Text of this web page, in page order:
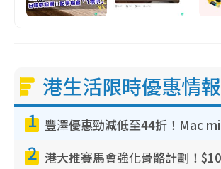
港生活限時優惠情報
1
2